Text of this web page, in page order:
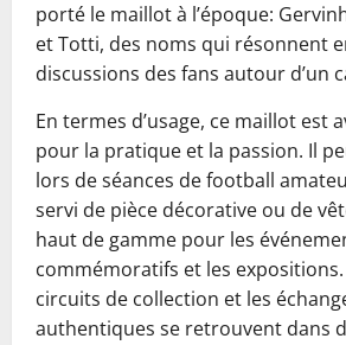
porté le maillot à l’époque:
et Totti, des noms qui résonnent
discussions des fans autour d’un
En termes d’usage, ce maillot est
pour la pratique et la passion. Il
lors de séances de football
servi de pièce décorative ou de
haut de gamme pour les
commémoratifs et les expositions.
circuits de collection et les
authentiques se retrouvent dans